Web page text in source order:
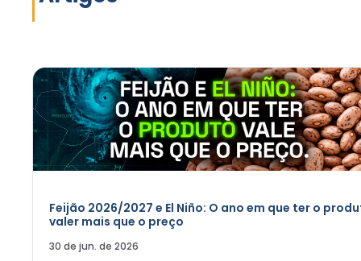
Feijão 2026/2027 e El Niño: O ano em que ter o
valer mais que o preço
30 de jun. de 2026